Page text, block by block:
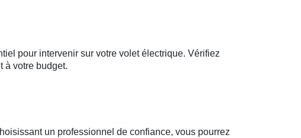
pour intervenir sur votre volet électrique. Vérifiez
à votre budget.
un professionnel de confiance, vous pourrez